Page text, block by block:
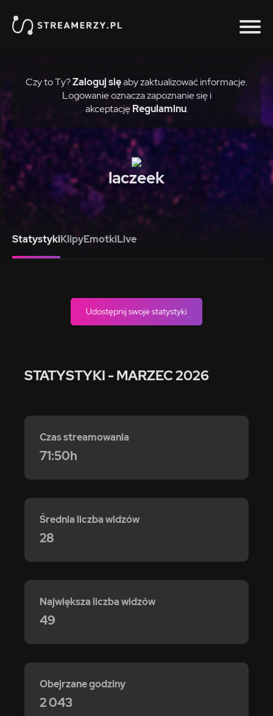
Czy to Ty?Zaloguj sięaby zaktualizować informacje.
Logowanie oznacza zapoznanie się i
akceptację Regulaminu.
laczeek
StatystykiKlipyEmotkiLive
Udostępnij swoje statystyki
STATYSTYKI - MARZEC 2026
Czas streamowania
71:50h
Średnia liczba widzów
28
Największa liczba widzów
49
Obejrzane godziny
2 043